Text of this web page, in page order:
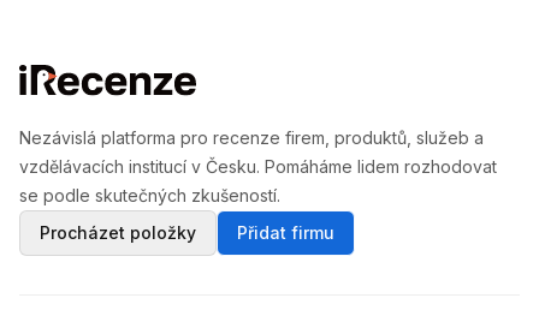
Nezávislá platforma pro recenze firem, produktů, služeb a
vzdělávacích institucí v Česku. Pomáháme lidem rozhodovat
se podle skutečných zkušeností.
Procházet položky
Přidat firmu